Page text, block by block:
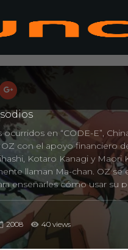
en “CODE-E”,
con el apoyo financiero
Kotaro Kanagi y Maori
llaman Ma-chan. OZ se
enseñarles cómo usar su
de “La Fundación”,
con ellas y
sorpresas relacionadas
2008 40 views